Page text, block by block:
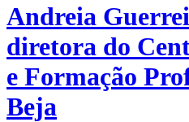
Andreia
diretora do
e Formação
Beja